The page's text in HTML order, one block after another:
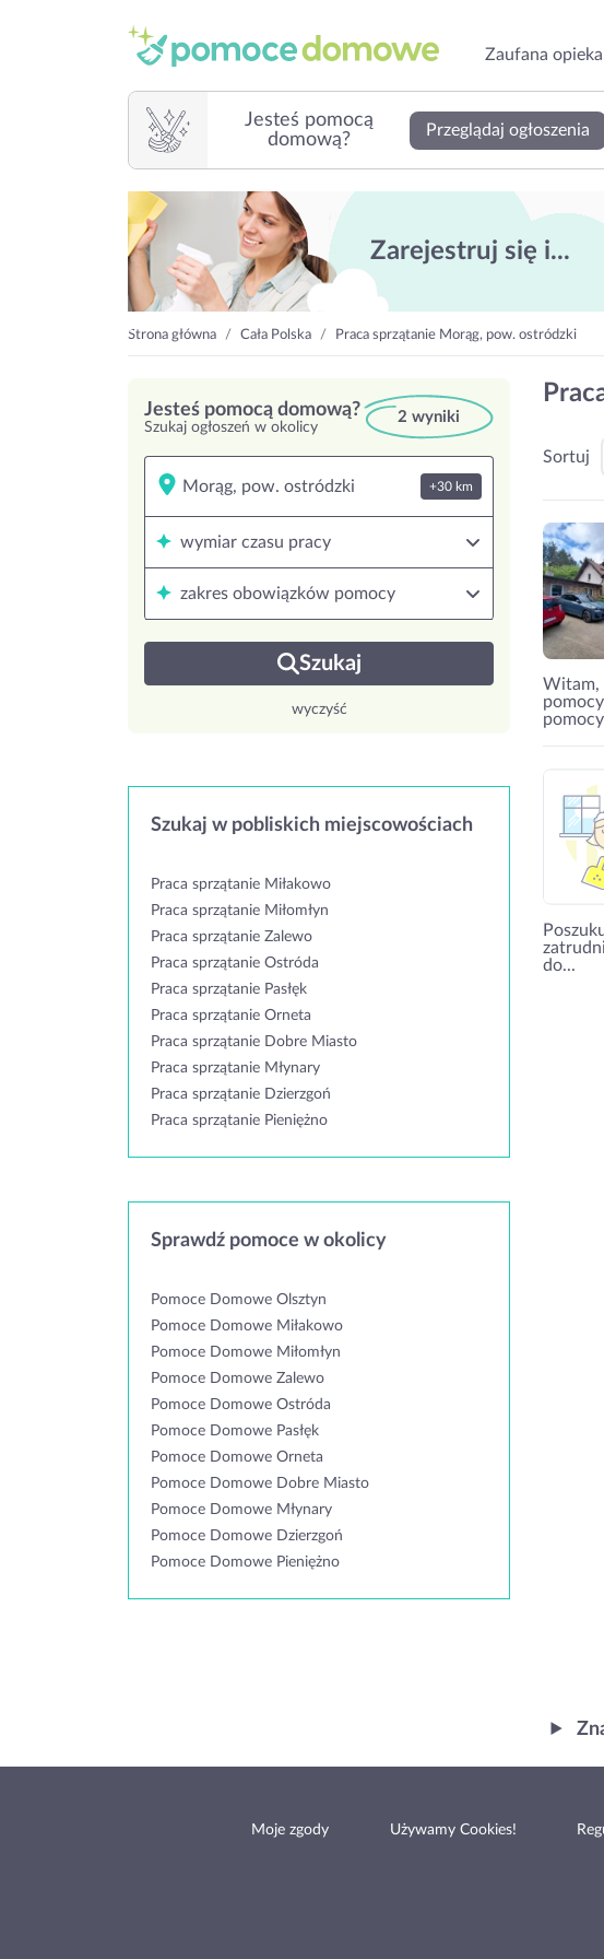
Zaufana
Jesteś pomocą
domową?
Przeglądaj ogłoszenia
Zarejestruj się i...
Strona główna Cała Polska Praca sprzątanie Morąg, pow. ostródzki
Jesteś pomocą domową?
Szukaj ogłoszeń w okolicy
2 wyniki
+30 km
wymiar czasu pracy
zakres obowiązków pomocy
Szukaj
wyczyść
Szukaj w pobliskich miejscowościach
Praca sprzątanie Miłakowo
Praca sprzątanie Miłomłyn
Praca sprzątanie Zalewo
Praca sprzątanie Ostróda
Praca sprzątanie Pasłęk
Praca sprzątanie Orneta
Praca sprzątanie Dobre Miasto
Praca sprzątanie Młynary
Praca sprzątanie Dzierzgoń
Praca sprzątanie Pieniężno
Sprawdź pomoce w okolicy
Pomoce Domowe Olsztyn
Pomoce Domowe Miłakowo
Pomoce Domowe Miłomłyn
Pomoce Domowe Zalewo
Pomoce Domowe Ostróda
Pomoce Domowe Pasłęk
Pomoce Domowe Orneta
Pomoce Domowe Dobre Miasto
Pomoce Domowe Młynary
Pomoce Domowe Dzierzgoń
Pomoce Domowe Pieniężno
Sortuj
Witam,
do...
Moje zgody Używamy Cookies!